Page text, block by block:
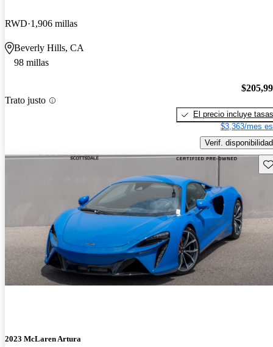
RWD 1,906 millas
Beverly Hills, CA
98 millas
Trato justo
El precio incluye tasas
$3,363/mes
Verif. disponibilidad
2023 McLaren Artura